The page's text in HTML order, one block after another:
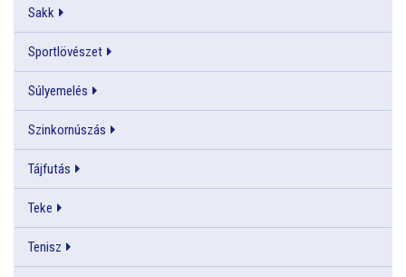
Sakk
Sportlövészet
Súlyemelés
Szinkornúszás
Tájfutás
Teke
Tenisz